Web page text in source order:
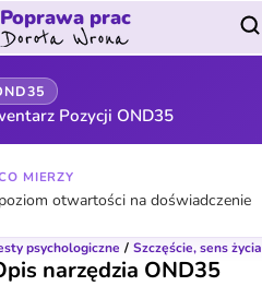
Poprawa prac
Pozycji OND35
MIERZY
otwartości na doświadczenie
psychologiczne Szczęście, sens życia
narzędzia OND35